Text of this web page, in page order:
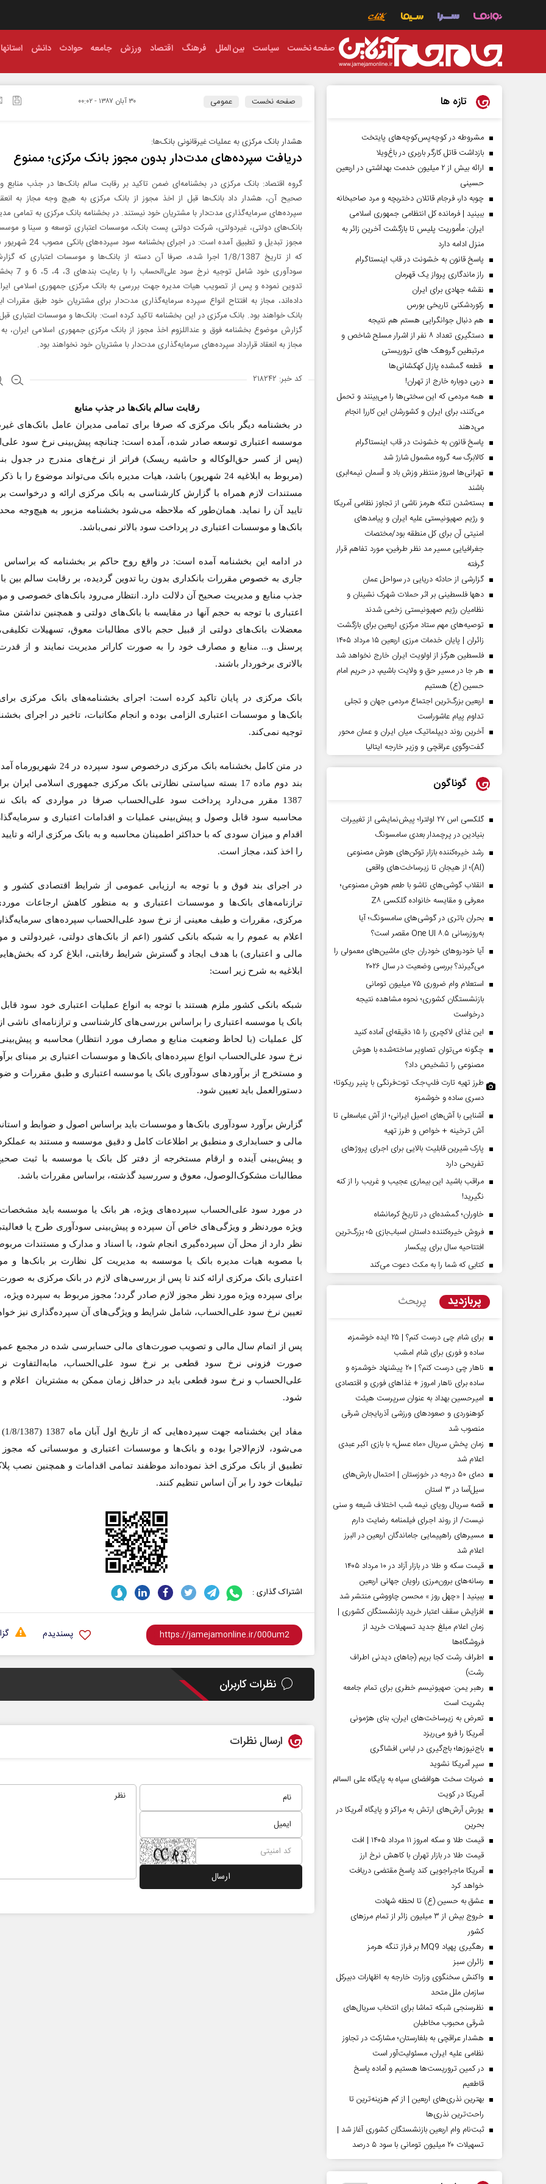
صفحه نخست سیاست بین الملل فرهنگ اقتصاد ورزش جامعه حوادث دانش استانها
صفحه نخست عمومی ۳۰ آبان ۱۳۸۷ - ۰۰:۰۲
هشدار بانک مرکزی به عملیات غیرقانونی بانک‌ها:
دریافت سپرده‌های مدت‌دار بدون مجوز بانک مرکزی؛ ممنوع
گروه اقتصاد: بانک مرکزی در بخشنامه‌ای ضمن تاکید بر رقابت سالم بانک‌ها در جذب منابع
صحیح آن، هشدار داد بانک‌ها قبل از اخذ مجوز از بانک مرکزی به هیچ وجه مجاز به
سپرده‌های سرمایه‌گذاری مدت‌دار با مشتریان خود نیستند. در بخشنامه بانک مرکزی به تمامی
بانک‌های دولتی، غیردولتی، شرکت دولتی پست بانک، موسسات اعتباری توسعه و سینا و
مجوز تبدیل و تطبیق آمده است: در اجرای
که از تاریخ 1/8/1387 اجرا شده، صرفا آن دسته از بانک‌ها و موسسات اعتباری که
سودآوری خود شامل
تدوین نموده و پس از تصویب هیات مدیره جهت بررسی به بانک مرکزی جمهوری اسلامی
داده‌اند، مجاز به افتتاح انواع سپرده سرمایه‌گذاری مدت‌دار برای مشتریان خود طبق مقررات
بانک خواهند بود. بانک مرکزی در این بخشنامه تاکید کرده است: بانک‌ها و موسسات اعتباری
گزارش موضوع بخشنامه فوق و عنداللزوم اخذ مجوز از بانک مرکزی جمهوری اسلامی ایران،
مجاز به انعقاد قرارداد سپرده‌های سرمایه‌گذاری مدت‌دار با مشتریان خود نخواهند بود.
کد خبر: ۲۱۸۲۴۲
رقابت سالم بانک‌ها در جذب منابع
در بخشنامه دیگر بانک مرکزی که صرفا برای تمامی مدیران عامل بانک‌های
موسسه اعتباری توسعه صادر شده، آمده است: چنانچه پیش‌بینی نرخ سود
(مربوط به ابلاغیه 24 شهریور)‌ باشد، هیات مدیره بانک می‌تواند موضوع را با
مستندات لازم همراه با گزارش کارشناسی به بانک مرکزی ارائه و درخواست
تایید آن را نماید. همان‌طور که ملاحظه می‌شود بخشنامه مزبور به هیچ‌وجه
بانک‌ها و موسسات اعتباری در پرداخت سود بالاتر نمی‌باشد.
در ادامه این بخشنامه آمده است: در واقع روح حاکم بر بخشنامه که براساس
جاری به خصوص مقررات بانکداری بدون ربا تدوین گردیده، بر رقابت سالم بین
جذب منابع و مدیریت صحیح آن دلالت دارد. انتظار می‌رود بانک‌های خصوصی و
اعتباری با توجه به حجم آنها در مقایسه با بانک‌های دولتی و همچنین نداشتن
معضلات بانک‌های دولتی از قبیل حجم بالای مطالبات معوق، تسهیلات
پرسنل و... منابع و مصارف خود را به صورت کاراتر مدیریت نمایند و از
بالاتری برخوردار باشند.
بانک مرکزی در پایان تاکید کرده است: اجرای بخشنامه‌های بانک مرکزی
بانک‌ها و موسسات اعتباری الزامی بوده و انجام مکاتبات، تاخیر در اجرای
توجیه نمی‌کند.
در متن کامل بخشنامه بانک مرکزی درخصوص سود
بند دوم ماده 17 بسته سیاستی نظارتی بانک مرکزی جمهوری اسلامی ایران
1387 مقرر می‌دارد پرداخت سود علی‌الحساب صرفا در مواردی که بانک
محاسبه سود قابل وصول و پیش‌بینی عملیات و اقدامات اعتباری و
اقدام و میزان سودی که با حداکثر اطمینان محاسبه و به بانک مرکزی ارائه و
را اخذ کند، مجاز است.
در اجرای بند فوق و با توجه به ارزیابی عمومی از شرایط اقتصادی کشور
ترازنامه‌های بانک‌ها و موسسات اعتباری و به منظور کاهش ارجاعات
مرکزی، مقررات و طیف معینی از نرخ سود علی‌الحساب سپرده‌های
اعلام به عموم را به شبکه بانکی کشور (اعم از بانک‌های دولتی، غیردولتی و
مالی و اعتباری) با هدف ایجاد و گسترش شرایط رقابتی، ابلاغ کرد که
ابلاغیه به شرح زیر است:
شبکه بانکی کشور ملزم هستند با توجه به انواع عملیات اعتباری خود سود
بانک یا موسسه اعتباری را براساس بررسی‌های کارشناسی و ترازنامه‌ای ناشی
کل عملیات (با لحاظ وضعیت منابع و مصارف مورد انتظار) محاسبه و پیش‌بینی
نرخ سود علی‌الحساب انواع سپرده‌های بانک‌ها و موسسات اعتباری بر مبنای
و مستخرج از برآوردهای سودآوری بانک یا موسسه اعتباری و طبق مقررات و
دستورالعمل باید تعیین شود.
گزارش برآورد سودآوری بانک‌ها و موسسات باید براساس اصول و ضوابط و
مالی و حسابداری و منطبق بر اطلاعات کامل و دقیق موسسه و مستند به
و پیش‌بینی ‌آینده و ارقام مستخرجه از دفتر کل بانک یا موسسه با ثبت
مطالبات مشکوک‌الوصول، معوق و سررسید گذشته، براساس مقررات باشد.
در مورد سود علی‌الحساب سپرده‌های ویژه، هر بانک یا موسسه باید
ویژه موردنظر و ویژگی‌های خاص آن سپرده و پیش‌بینی سودآوری طرح یا
نظر دارد از محل آن سپرده‌گیری انجام شود، با اسناد و مدارک و مستندات
با مصوبه هیات مدیره بانک یا موسسه به مدیریت کل نظارت بر بانک‌ها و
اعتباری بانک مرکزی ارائه کند تا پس از بررسی‌های لازم در بانک مرکزی به
برای سپرده ویژه مورد نظر مجوز لازم صادر ‌گردد؛ مجوز مربوط به سپرده ویژه،
تعیین نرخ سود علی‌الحساب، شامل شرایط و ویژگی‌های آن سپرده‌گذاری نیز
پس از اتمام سال مالی و تصویب صورت‌های مالی حسابرسی شده در مجمع
صورت فزونی نرخ سود قطعی بر نرخ سود علی‌الحساب، مابه‌التفاوت
علی‌الحساب و نرخ سود قطعی باید در حداقل زمان ممکن به مشتریان اعلام و
شود.
مفاد
می‌شود، لازم‌الاجرا بوده و بانک‌ها و موسسات اعتباری و موسساتی که مجوز
تطبیق از بانک مرکزی اخذ نموده‌اند موظفند تمامی اقدامات و همچنین نصب
تبلیغات خود را بر آن اساس تنظیم کنند.
اشتراک گذاری :
پسندیدم
نظرات کاربران
ارسال نظرات
تازه ها
مشروطه در کوچه‌پس‌کوچه‌های پایتخت
بازداشت قاتل کارگر باربری در باغ‌ویلا
ارائه بیش از ۲ میلیون خدمت بهداشتی در اربعین
حسینی
چوبه دار، فرجام قاتلان دختربچه و مرد صاحبخانه
ببینید | فرمانده کل انتظامی جمهوری اسلامی
ایران­: مأموریت پلیس تا بازگشت آخرین زائر به
منزل ادامه دارد
پاسخ قانون به خشونت در قاب اینستاگرام
راز ماندگاری پرواز یک قهرمان
نقشه جهادی برای ایران
رکوردشکنی تاریخی بورس
هم دنبال جوانگرایی هستم هم نتیجه
دستگیری تعداد ۸ نفر از اشرار مسلح شاخص و
مرتبطین گروهک های تروریستی
قطعه گمشده پازل کهکشانی‌ها
دربی دوباره خارج از تهران!
همه مردمی که این سختی‌ها را می‌بینند و تحمل
می‌کنند، برای ایران و کشورشان این کاررا انجام
می‌دهند
پاسخ قانون به خشونت در قاب اینستاگرام
کالابرگ سه گروه مشمول شارژ شد
تهرانی‌ها امروز منتظر وزش باد و آسمان نیمه‌ابری
باشند
بسته‌شدن تنگه هرمز ناشی از تجاوز نظامی آمریکا
و رژیم صهیونیستی علیه ایران و پیامد‌های
امنیتی آن برای کل منطقه بود/مختصات
جغرافیایی مسیر مد نظر طرفین، مورد تفاهم قرار
گرفته
گزارشی از حادثه دریایی در سواحل عمان
دهها فلسطینی بر اثر حملات شهرک نشینان و
نظامیان رژیم صهیونیستی زخمی شدند
توصیه‌های مهم ستاد مرکزی اربعین برای بازگشت
زائران | پایان خدمات مرزی اربعین ۱۵ مرداد ۱۴۰۵
فلسطین هرگز از اولویت ایران خارج نخواهد شد
هر جا در مسیر حق و ولایت باشیم، در حریم امام
حسین (ع) هستیم
اربعین بزرگ‌ترین اجتماع مردمی جهان و تجلی
تداوم پیام عاشوراست
آخرین روند دیپلماتیک میان ایران و عمان محور
گفت‌وگوی عراقچی و وزیر خارجه ایتالیا
گوناگون
گلکسی اس ۲۷ اولترا؛ پیش‌نمایشی از تغییرات
بنیادین در پرچمدار بعدی سامسونگ
رشد خیره‌کننده بازار توکن‌های هوش مصنوعی
(AI)؛ از هیجان تا زیرساخت‌های واقعی
انقلاب گوشی‌های تاشو‌ با طعم هوش مصنوعی؛
معرفی و مقایسه خانواده گلکسی Z۸
بحران باتری در گوشی‌های سامسونگ؛ آیا
به‌روزرسانی One UI ۸.۵ مقصر است؟
آیا خودروهای خودران جای ماشین‌های معمولی را
می‌گیرند؟ بررسی وضعیت در سال ۲۰۲۶
استعلام وام ضروری ۷۵ میلیون تومانی
بازنشستگان کشوری؛ نحوه مشاهده نتیجه
درخواست
این غذای لاکچری را ۱۵ دقیقه‌ای آماده کنید
چگونه می‌توان تصاویر ساخته‌شده با هوش
مصنوعی را تشخیص داد؟
طرز تهیه تارت فلپ‌جک توت‌فرنگی با پنیر ریکوتا؛
دسری ساده و خوشمزه
آشنایی با آش‌های اصیل ایرانی؛ از آش عباسعلی تا
آش ترخینه + خواص و طرز تهیه
پارک شیرین قابلیت‌ بالایی برای اجرای پروژهای
تفریحی دارد
مراقب باشید این بیماری عجیب و غریب را از کنه
نگیرید!
خاوران؛ گمشده‌ای در تاریخ کرمانشاه
فروش خیره‌کننده داستان اسباب‌بازی ۵؛ بزرگ‌ترین
افتتاحیه سال برای پیکسار
کتابی که شما را به مکث دعوت می‌کند
پربازدید پربحث
برای شام چی درست کنم؟ | ۲۵ ایده خوشمزه،
ساده و فوری برای شام امشب
ناهار چی درست کنم؟ | ۲۰ پیشنهاد خوشمزه و
ساده برای ناهار امروز + غذاهای فوری و اقتصادی
امیرحسین بهداد به عنوان سرپرست هیئت
کوهنوردی و صعودهای ورزشی آذربایجان شرقی
منصوب شد
زمان پخش سریال «ماه عسل» با بازی اکبر عبدی
اعلام شد
دمای ۵۰ درجه در خوزستان | احتمال بارش‌های
سیل‌آسا در ۳ استان
قصه سریال رویای نیمه شب اختلاف شیعه و سنی
نیست/ از روند اجرای فیلمنامه رضایت دارم
مسیر‌های راهپیمایی جاماندگان اربعین در البرز
اعلام شد
قیمت سکه و طلا در بازار آزاد در ۱۰ مرداد ۱۴۰۵
رسانه‌های برون‌مرزی راویان جهانی اربعین
ببینید | «چهل روز » محسن چاووشی منتشر شد
افزایش سقف اعتبار خرید بازنشستگان کشوری |
زمان اعلام مبلغ جدید تسهیلات خرید از
فروشگاه‌ها
اطراف رشت کجا بریم (جاهای دیدنی اطراف
رشت)
رهبر یمن: صهیونیسم خطری برای تمام جامعه
بشریت است
تعرض به زیرساخت‌های ایران، بنای هژمونی
آمریکا را فرو می‌ریزد
باج‌نیوزها؛ باج‌گیری در لباس افشاگری
سپر آمریکا نشوید
ضربات سخت هوافضای سپاه به پایگاه علی السالم
آمریکا در کویت
یورش آرش‌های ارتش به مراکز و پایگاه‌ آمریکا در
بحرین
قیمت طلا و سکه امروز ۱۱ مرداد ۱۴۰۵ | افت
قیمت طلا در بازار تهران با کاهش نرخ ارز
آمریکا ماجراجویی کند پاسخ مقتضی دریافت
خواهد کرد
عشق به حسین (ع) تا لحظه شهادت
خروج بیش از ۳ میلیون زائر از تمام مرز‌های
کشور
رهگیری پهپاد MQ9 بر فراز تنگه هرمز
‌زائران سبز
واکنش سخنگوی وزارت خارجه به اظهارات دبیرکل
سازمان ملل متحد
نظرسنجی شبکه تماشا برای انتخاب سریال‌های
شرقی محبوب مخاطبان
هشدار عراقچی به بلغارستان؛ مشارکت در تجاوز
نظامی علیه ایران، مسئولیت‌آور است
در کمین تروریست‌ها هستیم و آماده پاسخ
قاطعیم
بهترین نذری‌های اربعین | از کم هزینه‌ترین تا
راحت‌ترین نذری‌ها
ثبت‌نام وام اربعین بازنشستگان کشوری آغاز شد |
تسهیلات ۲۰ میلیون تومانی با سود ۵ درصد
پشت‌پرده تهدیدات کوتاه‏‌مدت و
ادعا‌های خلاف واقع آمریکا
- تحلیلگر مسائل سیاسی
اربعین نماد مقاومت در برابر
رحمت‌الله نوروزی - عضو کمیسیون اجتماعی
از باتلاق انرژی تا بن‌بست ترامپ
رضا سپهوند - سخنگوی کمیسیون انرژی مجلس
صفحات نخست روزنامه ها‌ی‌سه‌شنبه ۶ مردادماه
صفحات نخست روزنامه ها‌ی یکشنبه ۴ مردادماه
صفحات نخست روزنامه ها‌ی شنبه ۳ مردادماه